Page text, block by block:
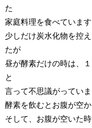
た
家庭料理を食べています
少しだけ炭水化物を控
たが
昼が酵素だけの時は、
と
言って不思議がっていま
酵素を飲むとお腹が空
そして、お腹が空いた